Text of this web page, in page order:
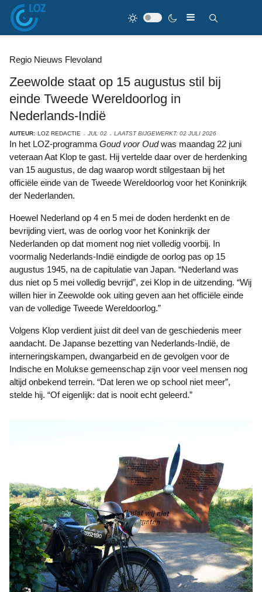
Regio Nieuws Flevoland
Zeewolde staat op 15 augustus stil bij
einde Tweede Wereldoorlog in
Nederlands-Indië
AUTEUR: LOZ REDACTIE JUL 02 LAATST BIJGEWERKT: 02 JULI 2026
In het LOZ-programma Goud voor Oudwas maandag 22 juni
veteraan Aat Klop te gast. Hij vertelde daar over de herdenking
van 15 augustus, de dag waarop wordt stilgestaan bij het
officiële einde van de Tweede Wereldoorlog voor het Koninkrijk
der Nederlanden.
Hoewel Nederland op 4 en 5 mei de doden herdenkt en de
bevrijding viert, was de oorlog voor het Koninkrijk der
Nederlanden op dat moment nog niet volledig voorbij. In
voormalig Nederlands-Indië eindigde de oorlog pas op 15
augustus 1945, na de capitulatie van Japan. “Nederland was
dus niet op 5 mei volledig bevrijd”, zei Klop in de uitzending. “Wij
willen hier in Zeewolde ook uiting geven aan het officiële einde
van de volledige Tweede Wereldoorlog.”
Volgens Klop verdient juist dit deel van de geschiedenis meer
aandacht. De Japanse bezetting van Nederlands-Indië, de
interneringskampen, dwangarbeid en de gevolgen voor de
Indische en Molukse gemeenschap zijn voor veel mensen nog
altijd onbekend terrein. “Dat leren we op school niet meer”,
stelde hij. “Of eigenlijk: dat is nooit echt geleerd.”